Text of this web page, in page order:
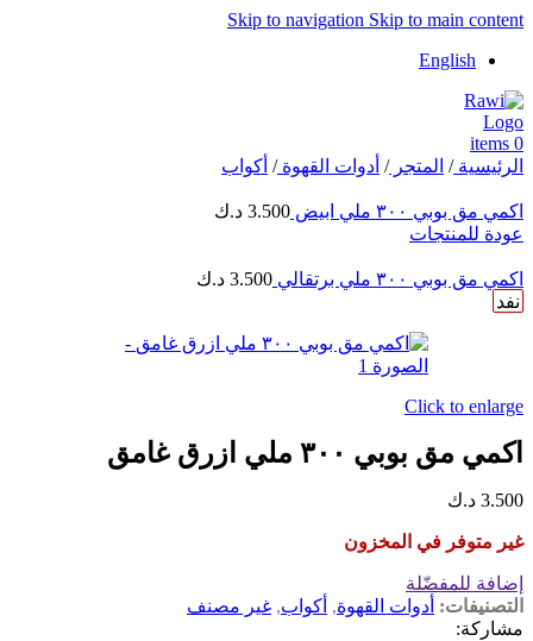
Skip to navigation Skip to main content
English
0
items
الرئيسية/ المتجر/ أدوات القهوة/ أكواب
اكمي مق بوبي ٣٠٠ ملي ابيض 3.500 د.ك
عودة للمنتجات
اكمي مق بوبي ٣٠٠ ملي برتقالي 3.500 د.ك
نفد
Click to enlarge
اكمي مق بوبي ٣٠٠ ملي ازرق غامق
3.500 د.ك
غير متوفر في المخزون
إضافة للمفضّلة
التصنيفات: أدوات القهوة, أكواب, غير مصنف
مشاركة: